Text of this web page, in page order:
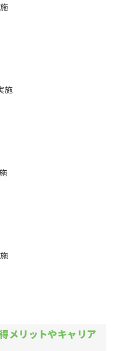
施
メリットやキャリア